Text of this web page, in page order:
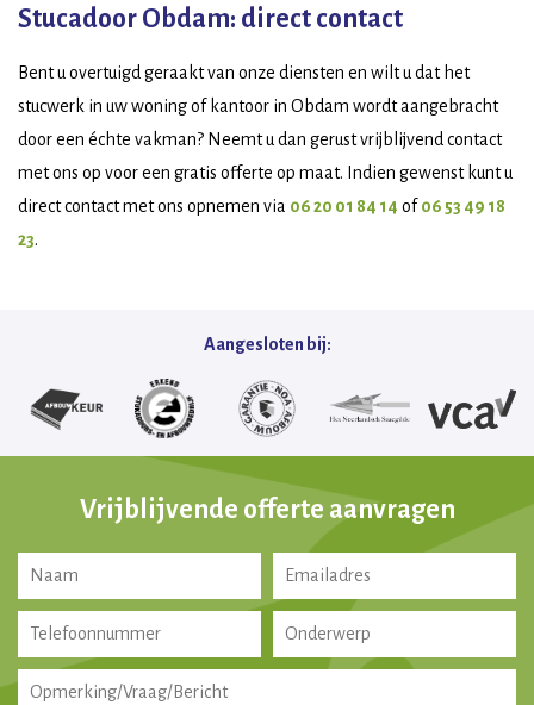
Stucadoor Obdam: direct contact
Bent u overtuigd geraakt van onze diensten en wilt u dat het
stucwerk in uw woning of kantoor in Obdam wordt aangebracht
door een échte vakman? Neemt u dan gerust vrijblijvend contact
met ons op voor een gratis offerte op maat. Indien gewenst kunt u
direct contact met ons opnemen via 06 20 01 84 14 of06 53 49 18
23.
Aangesloten bij:
Vrijblijvende offerte aanvragen